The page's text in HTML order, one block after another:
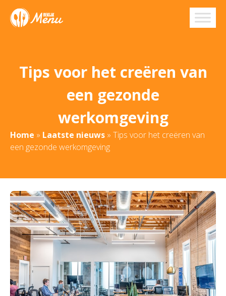
Tips voor het creëren van
een gezonde
werkomgeving
Home » Laatste nieuws » Tips voor het creëren van
een gezonde werkomgeving